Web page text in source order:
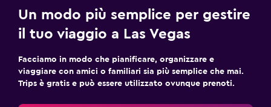
Un modo più semplice per gestire
il tuo viaggio a Las Vegas
Facciamo in modo che pianificare, organizzare e
viaggiare con amici o familiari sia più semplice che mai.
Trips è gratis e può essere utilizzato ovunque prenoti.